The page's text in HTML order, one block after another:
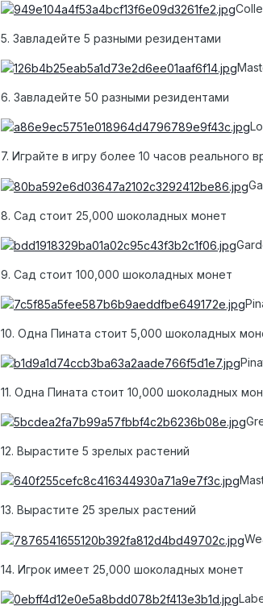
5. Завладейте 5 разными резидентами
6. Завладейте 50 разными резидентами
7. Играйте в игру более 10 часов реального
8. Сад стоит 25,000 шоколадных монет
9. Сад стоит 100,000 шоколадных монет
10. Одна Пината стоит 5,000 шоколадных
11. Одна Пината стоит 10,000 шоколадных
12. Вырастите 5 зрелых растений
13. Вырастите 25 зрелых растений
14. Игрок имеет 25,000 шоколадных монет